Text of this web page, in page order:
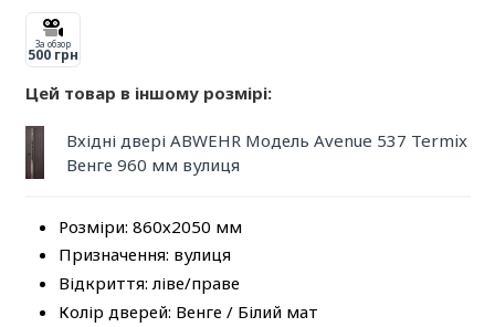
За обзор
500 грн
Цей товар в іншому розмірі:
Вхідні двері ABWEHR Модель Avenue 537 Termix
Венге 960 мм вулиця
Розміри: 860х2050 мм
Призначення: вулиця
Відкриття: ліве/праве
Колір дверей: Венге / Білий мат